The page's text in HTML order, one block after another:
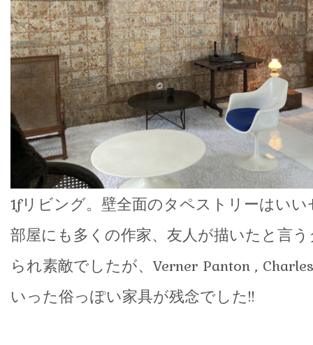
1fリビング。壁全面のタペストリーはい
部屋にも多くの作家、友人が描いたと言
られ素敵でしたが、Verner Panton ,
いった俗っぽい家具が残念でした!!